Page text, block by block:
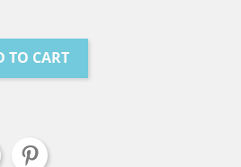
TO CART